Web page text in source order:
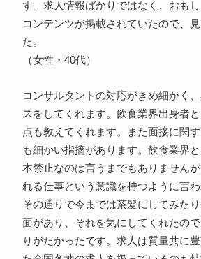
す。求人情報ばかりではなく、おも
コンテンツが掲載されていたので、
た。
（女性・40代）
コンサルタントの対応がきめ細かく
スをしてくれます。飲食業界出身者
点も教えてくれます。また面接に関
も細かい指摘があります。飲食業界
本禁止なのは言うまでもありません
れる仕事という意識を持つように言
その通りで今までは茶髪にしてみた
面があり、それを気にしてくれたの
りがたかったです。求人は質量共に